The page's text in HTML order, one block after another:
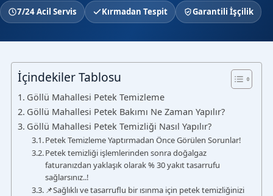
7/24 Acil Servis Kırmadan Tespit Garantili İşçilik
İçindekiler Tablosu
Göllü Mahallesi Petek Temizleme
Göllü Mahallesi Petek Bakımı Ne Zaman Yapılır?
Göllü Mahallesi Petek Temizliği Nasıl Yapılır?
Petek Temizleme Yaptırmadan Önce Görülen Sorunlar!
Petek temizliği işlemlerinden sonra doğalgaz
faturanızdan yaklaşık olarak % 30 yakıt tasarrufu
sağlarsınız..!
📌Sağlıklı ve tasarruflu bir ısınma için petek temizliğinizi